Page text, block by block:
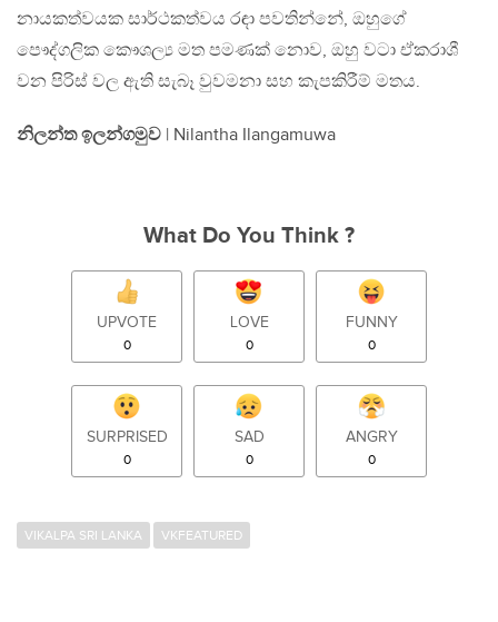
නායකත්වයක සාර්ථකත්වය රඳා පවතින්නේ, ඔහුගේ
පෞද්ගලික කෞශල්‍ය මත පමණක් නොව, ඔහු වටා ඒකරාශී
වන පිරිස් වල ඇති සැබෑ වුවමනා සහ කැපකිරීම් මතය.
නිලන්ත ඉලන්ගමුව | Nilantha Ilangamuwa
What Do You Think ?
UPVOTE
0
LOVE
0
FUNNY
0
SURPRISED
0
SAD
0
ANGRY
0
VIKALPA SRI LANKA VKFEATURED